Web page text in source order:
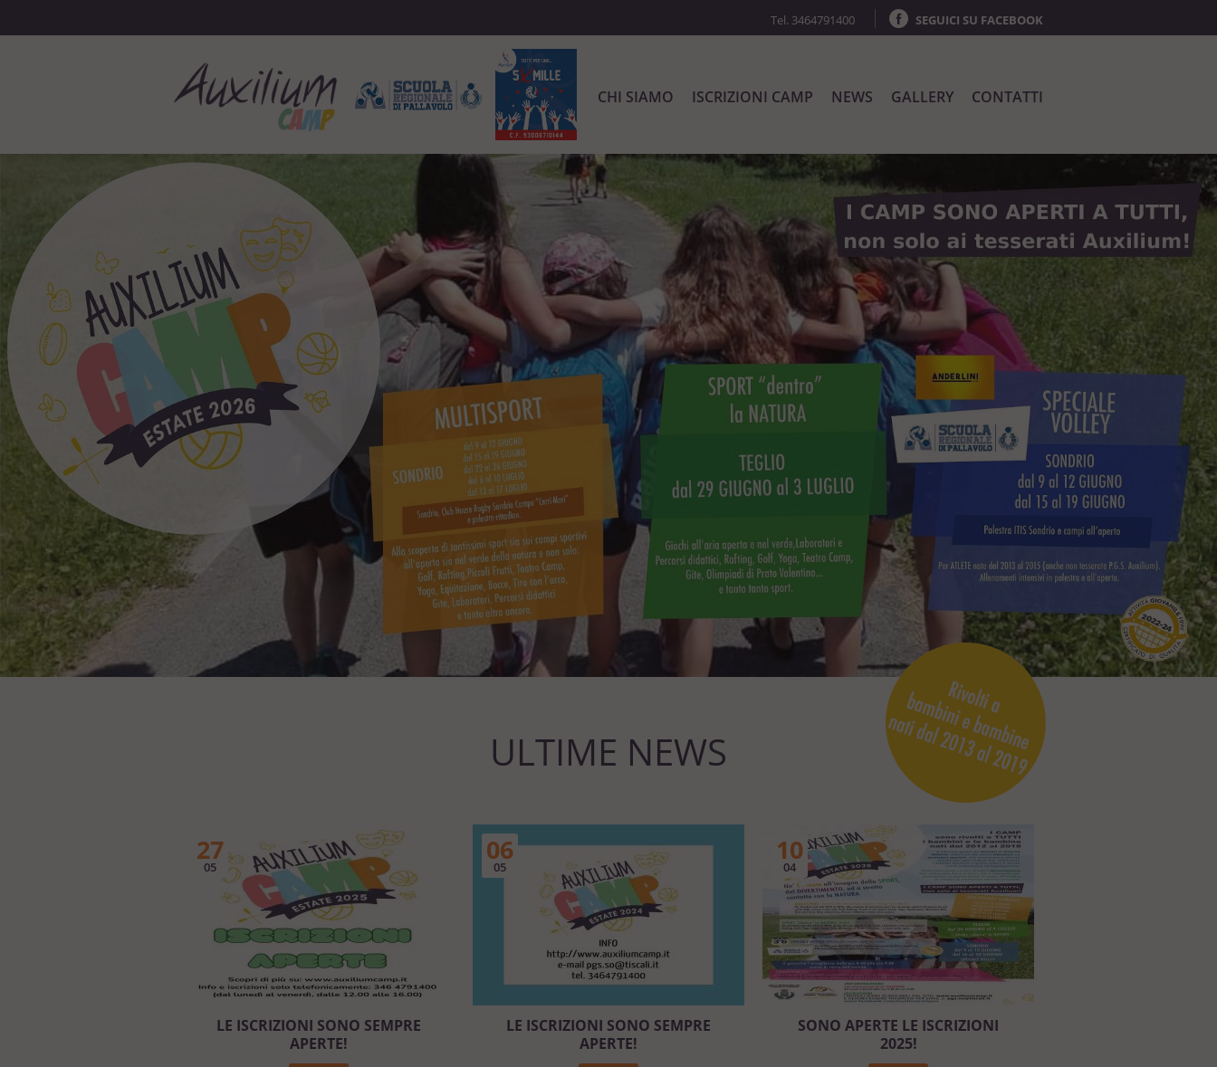
Tel. 3464791400 SEGUICI SU FACEBOOK
CHI SIAMO ISCRIZIONI CAMP NEWS GALLERY CONTATTI
ULTIME NEWS
27
05
LE ISCRIZIONI SONO SEMPRE
APERTE!
06
05
LE ISCRIZIONI SONO SEMPRE
APERTE!
10
04
SONO APERTE LE ISCRIZIONI
2025!